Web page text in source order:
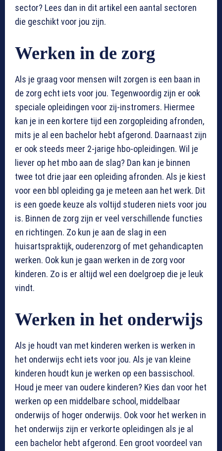
sector? Lees dan in dit artikel een aantal sectoren
die geschikt voor jou zijn.
Werken in de zorg
Als je graag voor mensen wilt zorgen is een baan in
de zorg echt iets voor jou. Tegenwoordig zijn er ook
speciale opleidingen voor zij-instromers. Hiermee
kan je in een kortere tijd een zorgopleiding afronden,
mits je al een bachelor hebt afgerond. Daarnaast zijn
er ook steeds meer 2-jarige hbo-opleidingen. Wil je
liever op het mbo aan de slag? Dan kan je binnen
twee tot drie jaar een opleiding afronden. Als je kiest
voor een bbl opleiding ga je meteen aan het werk. Dit
is een goede keuze als voltijd studeren niets voor jou
is. Binnen de zorg zijn er veel verschillende functies
en richtingen. Zo kun je aan de slag in een
huisartspraktijk, ouderenzorg of met gehandicapten
werken. Ook kun je gaan werken in de zorg voor
kinderen. Zo is er altijd wel een doelgroep die je leuk
vindt.
Werken in het onderwijs
Als je houdt van met kinderen werken is werken in
het onderwijs echt iets voor jou. Als je van kleine
kinderen houdt kun je werken op een bassischool.
Houd je meer van oudere kinderen? Kies dan voor het
werken op een middelbare school, middelbaar
onderwijs of hoger onderwijs. Ook voor het werken in
het onderwijs zijn er verkorte opleidingen als je al
een bachelor hebt afgerond. Een groot voordeel van